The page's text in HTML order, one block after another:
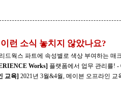
런 소식 놓치지 않았나요?
드웍스 파트에 속성별로 색상 부여하는 매
Works] 플랫폼에서 업무 관리를! -
교육] 2021년 3월&4월, 메이븐 오프라인 교